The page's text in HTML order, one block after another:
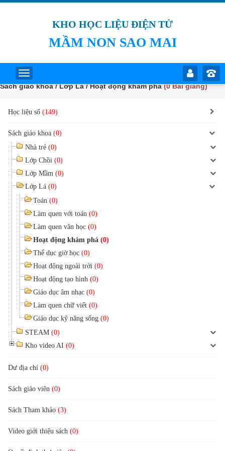
KHO HỌC LIỆU ĐIỆN TỬ
MẦM NON SAO MAI
Sách giáo khoa / Lớp Lá / Hoạt động khám phá(0 Bài giảng)
Học liệu số (149)
Sách giáo khoa (0)
Nhà trẻ (0)
Lớp Chồi (0)
Lớp Mầm (0)
Lớp Lá (0)
Toán (0)
Làm quen với toán (0)
Làm quen văn học (0)
Hoạt động khám phá (0)
Thể dục giờ học (0)
Hoạt động ngoài trời (0)
Hoạt động tạo hình (0)
Giáo dục âm nhạc (0)
Làm quen chữ viết (0)
Giáo dục kỹ năng sống (0)
STEAM (0)
Kho video AI (0)
Dư địa chí (0)
Sách giáo viên (0)
Sách Tham khảo (3)
Video giới thiệu sách (0)